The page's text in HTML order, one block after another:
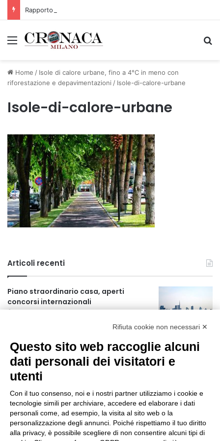
Rapporto OsMed 2025 sull’uso dei farmaci in Italia
Menu
Home / Isole di calore urbane, fino a 4°C in meno con
riforestazione e depavimentazioni / Isole-di-calore-urbane
Isole-di-calore-urbane
Articoli recenti
Piano straordinario casa, aperti
concorsi internazionali
farmaci in Italia
21 ore fa
Un nuovo modello di IA stima il volume
dei ghiacciai del pianeta
22 ore fa
Manutenzione strade, nel biennio
2026-27 investiti 56 milioni
Rifiuta cookie non necessari ✕
Questo sito web raccoglie alcuni
dati personali dei visitatori e
utenti
Con il tuo consenso, noi e i nostri partner utilizziamo i cookie e
tecnologie simili per archiviare, accedere ed elaborare i dati
personali come, ad esempio, la visita al sito web o la
personalizzazione degli annunci. Poiché rispettiamo il tuo diritto
alla privacy, è possibile scegliere di non consentire alcuni tipi di